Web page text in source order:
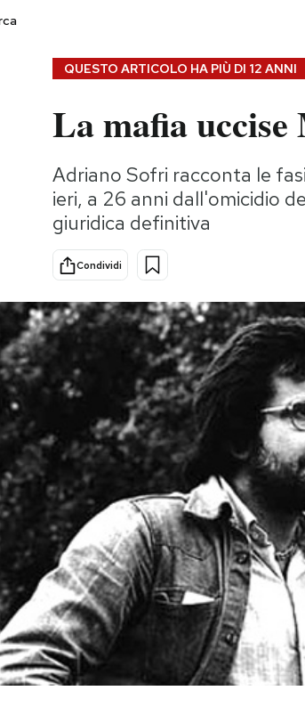
Consumismi
Storie/Idee
Ok Boomer!
Europa
Altrecose
Mondiali calcio 2026
QUESTO ARTICOLO HA PIÙ DI 12 ANNI
La mafia uccise
Adriano Sofri racconta le
ieri, a 26 anni dall'omicidio
giuridica definitiva
Condividi